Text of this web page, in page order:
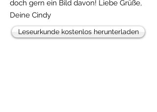
doch gern ein Bild davon! Liebe Grüße,
Deine Cindy
Leseurkunde kostenlos herunterladen